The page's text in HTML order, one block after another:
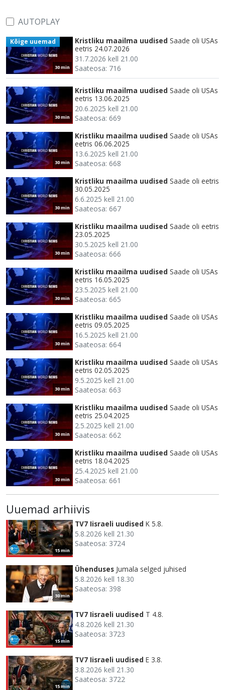
AUTOPLAY
30 min
Kõige uuemad Kristliku maailma uudised Saade oli USAs
eetris 24.07.2026
31.7.2026 kell 21.00
Saateosa: 716
30 min
Kristliku maailma uudised Saade oli USAs
eetris 13.06.2025
20.6.2025 kell 21.00
Saateosa: 669
30 min
Kristliku maailma uudised Saade oli USAs
eetris 06.06.2025
13.6.2025 kell 21.00
Saateosa: 668
30 min
Kristliku maailma uudised Saade oli eetris
30.05.2025
6.6.2025 kell 21.00
Saateosa: 667
30 min
Kristliku maailma uudised Saade oli eetris
23.05.2025
30.5.2025 kell 21.00
Saateosa: 666
30 min
Kristliku maailma uudised Saade oli USAs
eetris 16.05.2025
23.5.2025 kell 21.00
Saateosa: 665
30 min
Kristliku maailma uudised Saade oli USAs
eetris 09.05.2025
16.5.2025 kell 21.00
Saateosa: 664
30 min
Kristliku maailma uudised Saade oli USAs
eetris 02.05.2025
9.5.2025 kell 21.00
Saateosa: 663
30 min
Kristliku maailma uudised Saade oli USAs
eetris 25.04.2025
2.5.2025 kell 21.00
Saateosa: 662
30 min
Kristliku maailma uudised Saade oli USAs
eetris 18.04.2025
25.4.2025 kell 21.00
Saateosa: 661
Uuemad arhiivis
15 min
TV7 Iisraeli uudised K 5.8.
5.8.2026 kell 21.30
Saateosa: 3724
30 min
Ühenduses Jumala selged juhised
5.8.2026 kell 18.30
Saateosa: 398
15 min
TV7 Iisraeli uudised T 4.8.
4.8.2026 kell 21.30
Saateosa: 3723
15 min
TV7 Iisraeli uudised E 3.8.
3.8.2026 kell 21.30
Saateosa: 3722